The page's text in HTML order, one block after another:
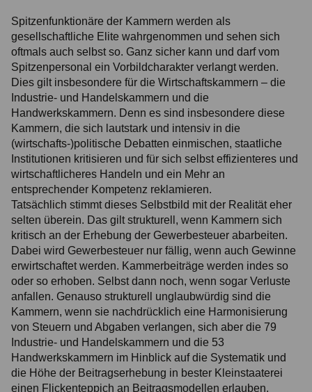
Spitzenfunktionäre der Kammern werden als
gesellschaftliche Elite wahrgenommen und sehen sich
oftmals auch selbst so. Ganz sicher kann und darf vom
Spitzenpersonal ein Vorbildcharakter verlangt werden.
Dies gilt insbesondere für die Wirtschaftskammern – die
Industrie- und Handelskammern und die
Handwerkskammern. Denn es sind insbesondere diese
Kammern, die sich lautstark und intensiv in die
(wirtschafts-)politische Debatten einmischen, staatliche
Institutionen kritisieren und für sich selbst effizienteres und
wirtschaftlicheres Handeln und ein Mehr an
entsprechender Kompetenz reklamieren.
Tatsächlich stimmt dieses Selbstbild mit der Realität eher
selten überein. Das gilt strukturell, wenn Kammern sich
kritisch an der Erhebung der Gewerbesteuer abarbeiten.
Dabei wird Gewerbesteuer nur fällig, wenn auch Gewinne
erwirtschaftet werden. Kammerbeiträge werden indes so
oder so erhoben. Selbst dann noch, wenn sogar Verluste
anfallen. Genauso strukturell unglaubwürdig sind die
Kammern, wenn sie nachdrücklich eine Harmonisierung
von Steuern und Abgaben verlangen, sich aber die 79
Industrie- und Handelskammern und die 53
Handwerkskammern im Hinblick auf die Systematik und
die Höhe der Beitragserhebung in bester Kleinstaaterei
einen Flickenteppich an Beitragsmodellen erlauben.